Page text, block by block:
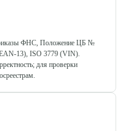
ФНС, Положение ЦБ №
13), ISO 3779 (VIN).
для проверки